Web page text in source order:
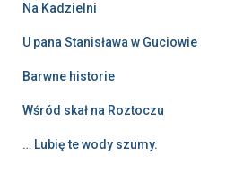
Na Kadzielni
U pana Stanisława w Guciowie
Barwne historie
Wśród skał na Roztoczu
… Lubię te wody szumy.